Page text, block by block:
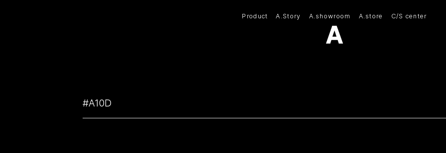
Product A.Story A.showroom A.store C/S center
(주)아모스아인스가구